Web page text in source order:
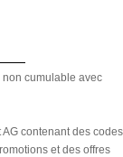
non cumulable avec
contenant des codes
et des offres